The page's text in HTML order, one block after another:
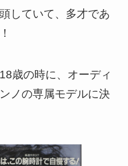
していて、多才であ
歳の時に、オーディ
ノの専属モデルに決